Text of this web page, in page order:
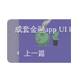
成套金融app UI
上一篇